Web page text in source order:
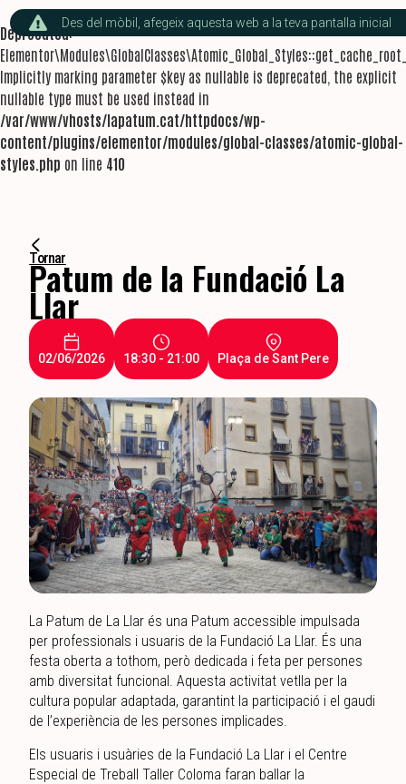
Deprecated:
Implicitly marking parameter $key as nullable is deprecated, the explicit
nullable type must be used instead in
/var/www/vhosts/lapatum.cat/httpdocs/wp-
content/plugins/elementor/modules/global-classes/atomic-global-
styles.php on line 410
Des del mòbil, afegeix aquesta web a la teva pantalla inicial
Tornar
Patum de la Fundació La
Llar
02/06/2026 18:30 - 21:00 Plaça de Sant Pere
La Patum de La Llar és una Patum accessible impulsada
per professionals i usuaris de la Fundació La Llar. És una
festa oberta a tothom, però dedicada i feta per persones
amb diversitat funcional. Aquesta activitat vetlla per la
cultura popular adaptada, garantint la participació i el gaudi
de l’experiència de les persones implicades.
Els usuaris i usuàries de la Fundació La Llar i el Centre
Especial de Treball Taller Coloma faran ballar la